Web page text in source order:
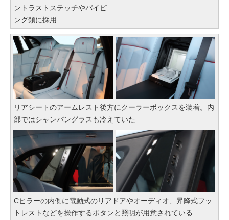
ントラストステッチやパイピ
ング類に採用
リアシートのアームレスト後方にクーラーボックスを装着。内
部ではシャンパングラスも冷えていた
Cピラーの内側に電動式のリアドアやオーディオ、昇降式フッ
トレストなどを操作するボタンと照明が用意されている